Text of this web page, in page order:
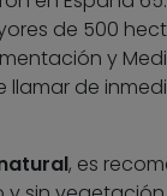
de 500
y
de
, es